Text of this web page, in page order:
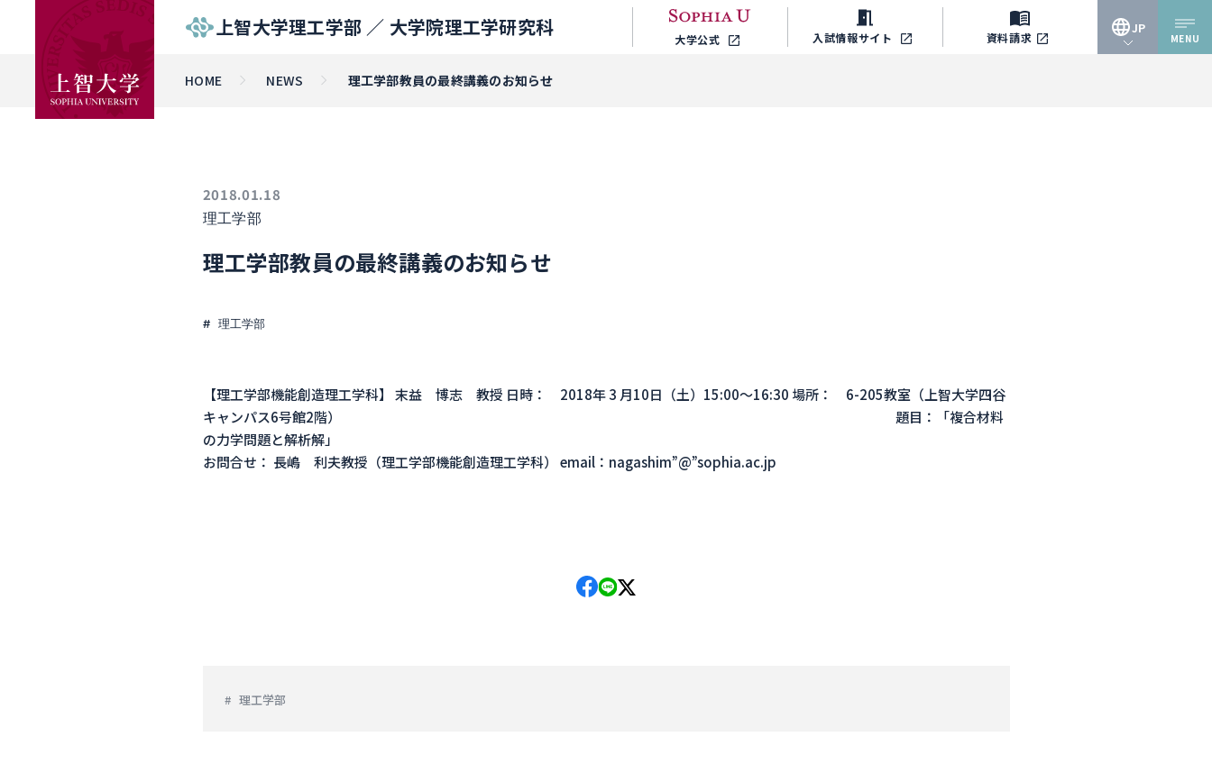
上智大学理工学部 ／ 大学院理工学研究科 大学公式 入試情報サイト 資料請求
JP
MENU
HOME NEWS 理工学部教員の最終講義のお知らせ
2018.01.18
理工学部
理工学部教員の最終講義のお知らせ
理工学部
【理工学部機能創造理工学科】 末益 博志 教授 日時： 2018年 3 月10日（土）15:00～16:30 場所： 6-205教室（上智大学四谷
キャンパス6号館2階） 題目：「複合材料
の力学問題と解析解」
お問合せ： 長嶋 利夫教授（理工学部機能創造理工学科） email：nagashim”@”sophia.ac.jp
理工学部